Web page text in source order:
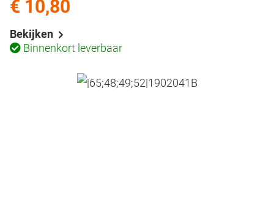
Bekijken
Binnenkort leverbaar
€ 10,80